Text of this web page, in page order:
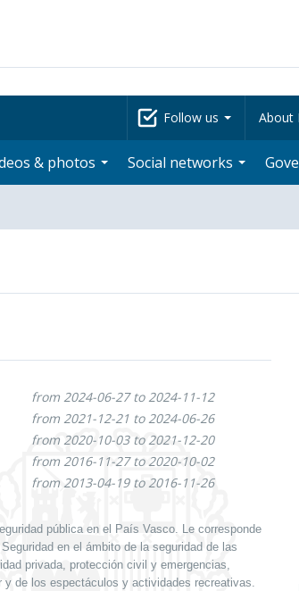
Follow us About
& photos Social networks
from 2024-06-27 to 2024-11-12
from 2021-12-21 to 2024-06-26
from 2020-10-03 to 2021-12-20
from 2016-11-27 to 2020-10-02
from 2013-04-19 to 2016-11-26
pública en el País Vasco. Le corresponde
en el ámbito de la seguridad de las
privada, protección civil y emergencias,
de los espectáculos y actividades recreativas.